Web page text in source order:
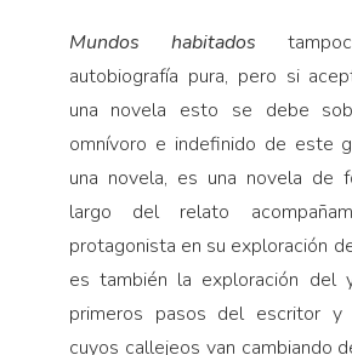
Mundos habitados
autobiografía pura, pero si
una novela esto se debe
omnívoro e indefinido de este
una novela, es una novela de
largo del relato
protagonista en su exploración
es también la exploración del
primeros pasos del escritor y
cuyos callejeos van cambiando